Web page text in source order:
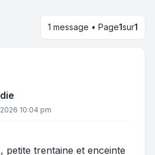
1 message • Page1sur1
10:04 pm
petite trentaine et enceinte